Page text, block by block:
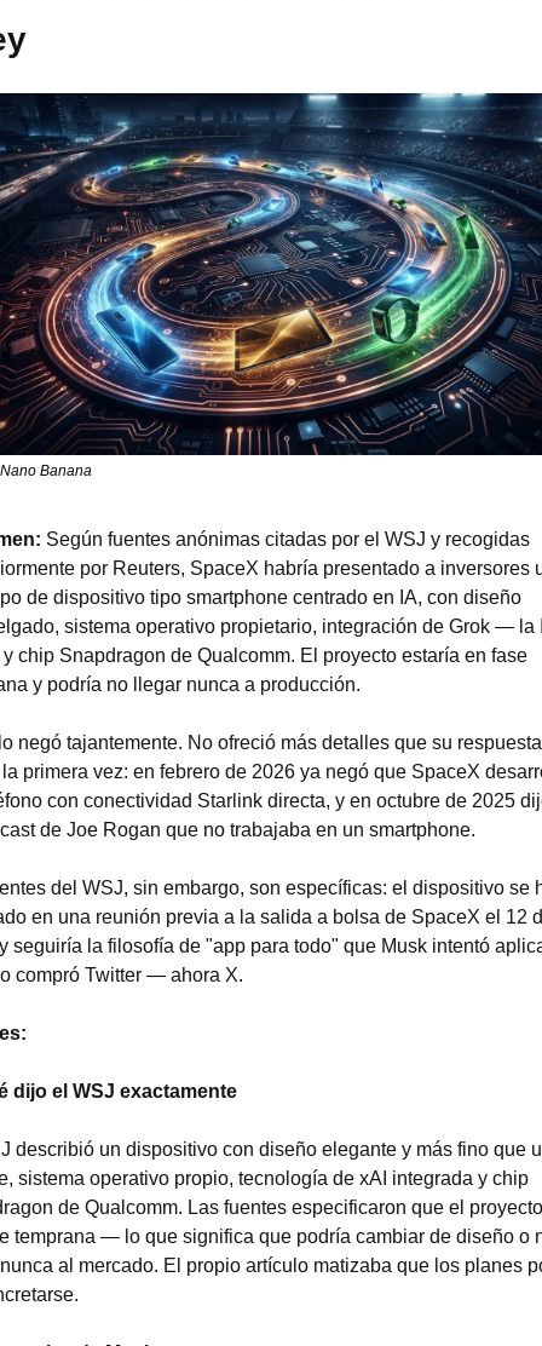
Banana
Según fuentes anónimas citadas por el WSJ y recogidas
por Reuters, SpaceX habría presentado a inversores
de dispositivo tipo smartphone centrado en IA, con diseño
sistema operativo propietario, integración de Grok — la
chip Snapdragon de Qualcomm. El proyecto estaría en fase
y podría no llegar nunca a producción.
negó tajantemente. No ofreció más detalles que su
primera vez: en febrero de 2026 ya negó que SpaceX
con conectividad Starlink directa, y en octubre de 2025
de Joe Rogan que no trabajaba en un smartphone.
del WSJ, sin embargo, son específicas: el dispositivo se
en una reunión previa a la salida a bolsa de SpaceX el 12
seguiría la filosofía de "app para todo" que Musk intentó
compró Twitter — ahora X.
dijo el WSJ exactamente
describió un dispositivo con diseño elegante y más fino que
sistema operativo propio, tecnología de xAI integrada y chip
de Qualcomm. Las fuentes especificaron que el
temprana — lo que significa que podría cambiar de diseño o
al mercado. El propio artículo matizaba que los planes